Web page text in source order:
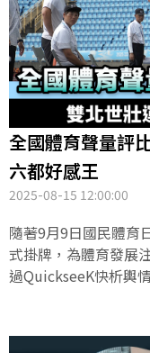
全國體育聲量評
六都好感王
2025-08-15 12:00:00
隨著9月9日國民體育
式掛牌，為體育發展
過QuickseeK快析輿
升級與職業球團合作